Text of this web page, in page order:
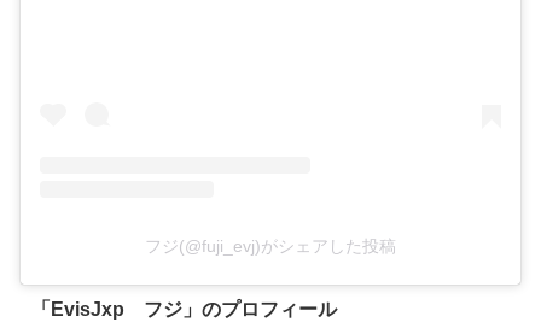
フジ(@fuji_evj)がシェアした投稿
「EvisJxp フジ」のプロフィール